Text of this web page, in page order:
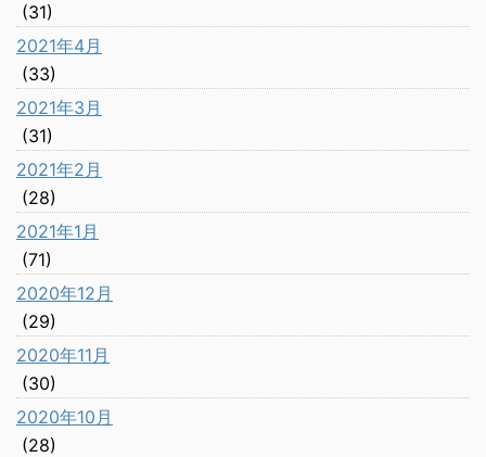
(31)
2021年4月
(33)
2021年3月
(31)
2021年2月
(28)
2021年1月
(71)
2020年12月
(29)
2020年11月
(30)
2020年10月
(28)